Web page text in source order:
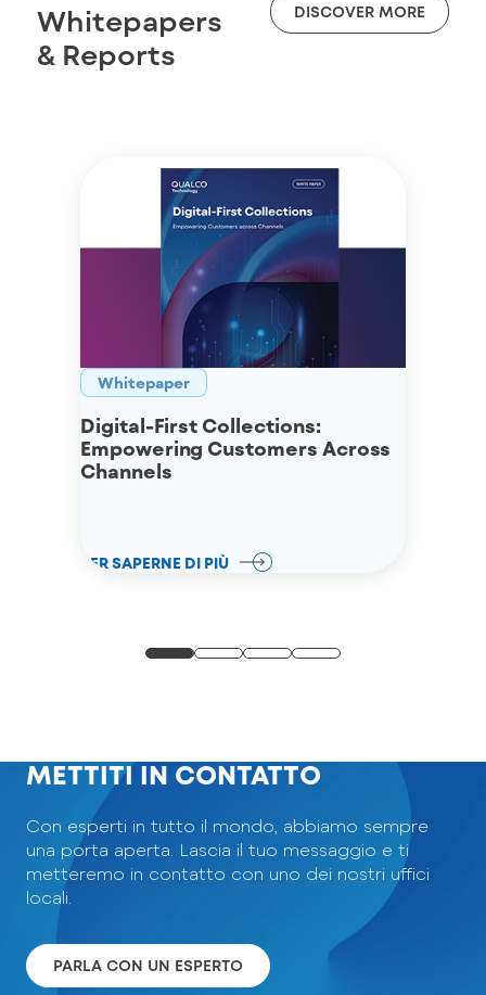
Whitepapers
& Reports
DISCOVER MORE
Whitepaper
Digital-First Collections:
Empowering Customers Across
Channels
PER SAPERNE DI PIÙ
METTITI IN CONTATTO
Con esperti in tutto il mondo, abbiamo sempre
una porta aperta. Lascia il tuo messaggio e ti
metteremo in contatto con uno dei nostri uffici
locali.
PARLA CON UN ESPERTO